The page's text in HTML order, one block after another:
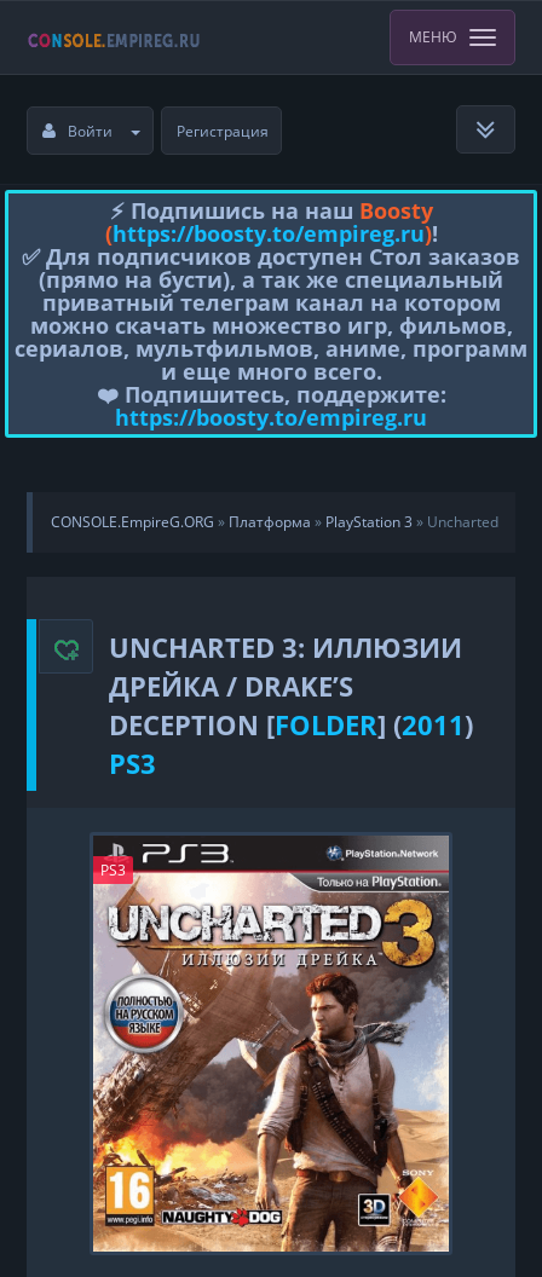
МЕНЮ
Войти Регистрация
⚡️ Подпишись на наш Boosty
(https://boosty.to/empireg.ru)!
✅ Для подписчиков доступен Стол заказов
(прямо на бусти), а так же специальный
приватный телеграм канал на котором
можно скачать множество игр, фильмов,
сериалов, мультфильмов, аниме, программ
и еще много всего.
❤️ Подпишитесь, поддержите:
https://boosty.to/empireg.ru
CONSOLE.EmpireG.ORG » Платформа » PlayStation 3 » Uncharted
UNCHARTED 3: ИЛЛЮЗИИ
ДРЕЙКА / DRAKE’S
DECEPTION [FOLDER] (2011)
PS3
PS3